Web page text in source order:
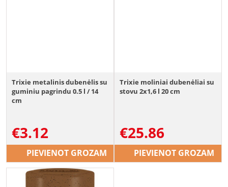
Trixie metalinis dubenėlis su
guminiu pagrindu 0.5 l / 14
cm
€3.12
PIEVIENOT GROZAM
Trixie moliniai dubenėliai su
stovu 2x1,6 l 20 cm
€25.86
PIEVIENOT GROZAM